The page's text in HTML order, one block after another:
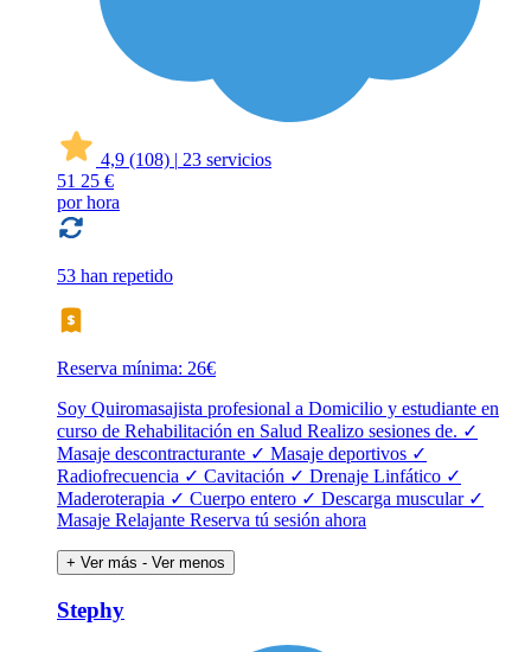
4,9 (108) | 23 servicios
51 25 €
por hora
53 han repetido
Reserva mínima: 26€
Soy Quiromasajista profesional a Domicilio y estudiante en
curso de Rehabilitación en Salud Realizo sesiones de. ✓
Masaje descontracturante ✓ Masaje deportivos ✓
Radiofrecuencia ✓ Cavitación ✓ Drenaje Linfático ✓
Maderoterapia ✓ Cuerpo entero ✓ Descarga muscular ✓
Masaje Relajante Reserva tú sesión ahora
+ Ver más - Ver menos
Stephy